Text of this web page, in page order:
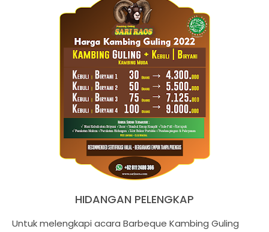
HIDANGAN PELENGKAP
Untuk melengkapi acara Barbeque Kambing Guling